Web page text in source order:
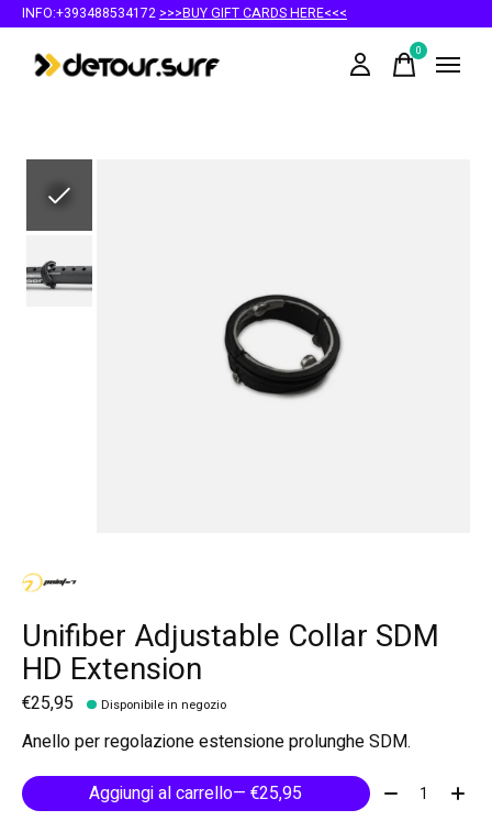
INFO:+393488534172 >>>BUY GIFT CARDS HERE<<<
0items
Unifiber Adjustable Collar SDM
HD Extension
€25,95 Disponibile in negozio
Anello per regolazione estensione prolunghe SDM.
Aggiungi al carrello
— €25,95 Quantità: